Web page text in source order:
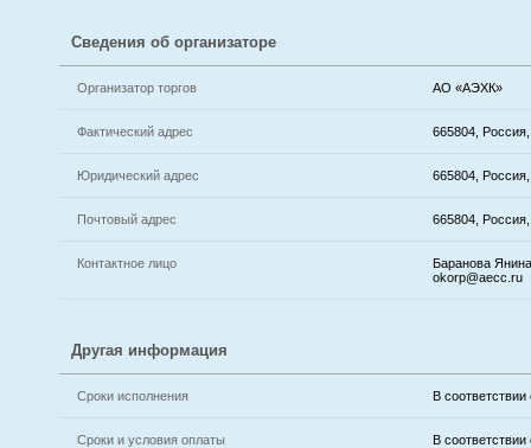
Сведения об организаторе
Организатор торгов АО «АЭХК»
Фактический адрес 665804,
Юридический адрес 665804,
Почтовый адрес 665804,
Контактное лицо
Баранова
okorp@aecc.ru
Другая информация
Сроки исполнения В
Сроки и условия оплаты В